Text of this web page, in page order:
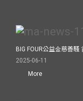
BIG FOUR公益⾦慈善
2025-06-11
More